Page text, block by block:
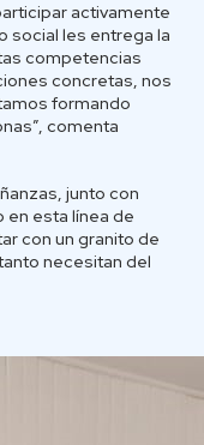
activamente
social les entrega la
competencias
concretas, nos
formando
comenta
junto con
en esta línea de
con un granito de
necesitan del